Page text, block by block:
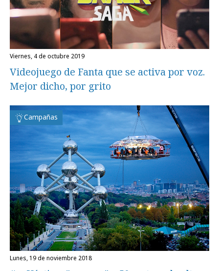
viernes, 4 de octubre 2019
Videojuego de Fanta que se activa por voz.
Mejor dicho, por grito
Campañas
lunes, 19 de noviembre 2018